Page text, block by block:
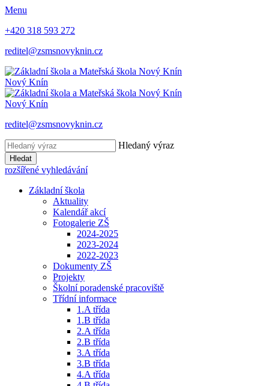
Menu
+420 318 593 272
reditel@zsmsnovyknin.cz
Nový Knín
Nový Knín
reditel@zsmsnovyknin.cz
Hledaný výraz
Hledat
rozšířené vyhledávání
Základní škola
Aktuality
Kalendář akcí
Fotogalerie ZŠ
2024-2025
2023-2024
2022-2023
Dokumenty ZŠ
Projekty
Školní poradenské pracoviště
Třídní informace
1.A třída
1.B třída
2.A třída
2.B třída
3.A třída
3.B třída
4.A třída